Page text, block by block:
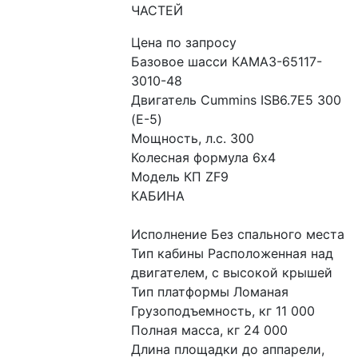
ЧАСТЕЙ
Цена по запросу
Базовое шасси КАМАЗ-65117-
3010-48
Двигатель Cummins ISB6.7E5 300
(Е-5)
Мощность, л.с. 300
Колесная формула 6х4
Модель КП ZF9
КАБИНА
Исполнение Без спального места
Тип кабины Расположенная над
двигателем, с высокой крышей
Тип платформы Ломаная
Грузоподъемность, кг 11 000
Полная масса, кг 24 000
Длина площадки до аппарели,